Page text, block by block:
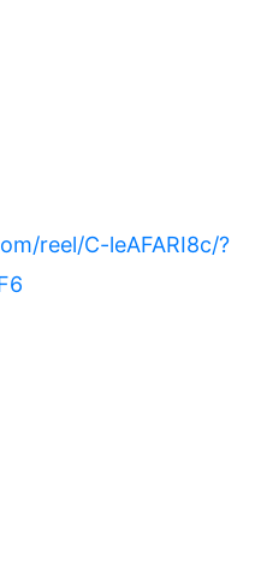
reel/C-leAFARI8c/?